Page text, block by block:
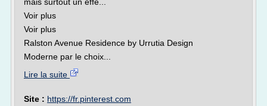
Voir plus
Voir plus
Ralston Avenue Residence by Urrutia Design
Moderne par le choix...
Lire la suite
Site : https://fr.pinterest.com